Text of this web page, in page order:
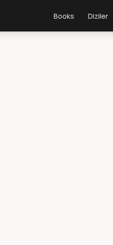
Books Diziler